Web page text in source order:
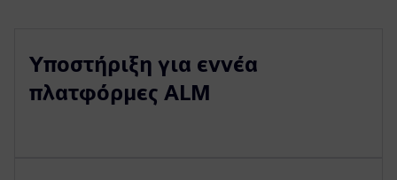
Υποστήριξη για εννέα
πλατφόρμες ALM